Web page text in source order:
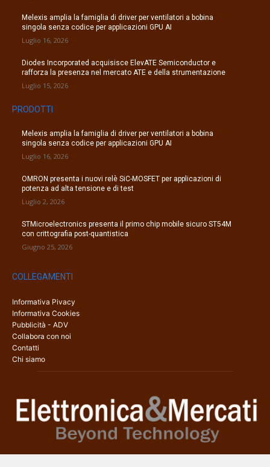
Melexis amplia la famiglia di driver per ventilatori a bobina
singola senza codice per applicazioni GPU AI
Luglio 16, 2026
Diodes Incorporated acquisisce ElevATE Semiconductor e
rafforza la presenza nel mercato ATE e della strumentazione
Luglio 15, 2026
PRODOTTI
Melexis amplia la famiglia di driver per ventilatori a bobina
singola senza codice per applicazioni GPU AI
Luglio 16, 2026
OMRON presenta i nuovi relè SiC-MOSFET per applicazioni di
potenza ad alta tensione e di test
Luglio 2, 2026
STMicroelectronics presenta il primo chip mobile sicuro ST54M
con crittografia post-quantistica
Giugno 25, 2026
COLLEGAMENTI
Informativa Pivacy
Informativa Cookies
Pubblicità - ADV
Collabora con noi
Contatti
Chi siamo